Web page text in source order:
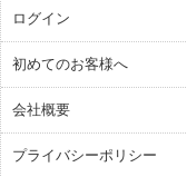
ログイン
初めてのお客様へ
会社概要
プライバシーポリシー